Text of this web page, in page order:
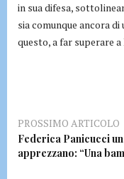
in sua difesa,
sia comunque ancora
questo, a far superare
PROSSIMO ARTICOLO
Federica Panicucci
apprezzano: “Una